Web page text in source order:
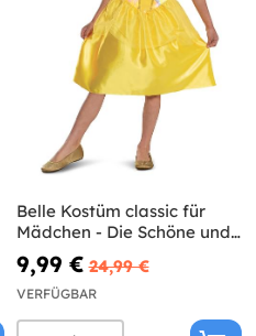
Belle Kostüm classic für
Mädchen - Die Schöne und
das Biest
9,99 € 24,99 €
VERFÜGBAR